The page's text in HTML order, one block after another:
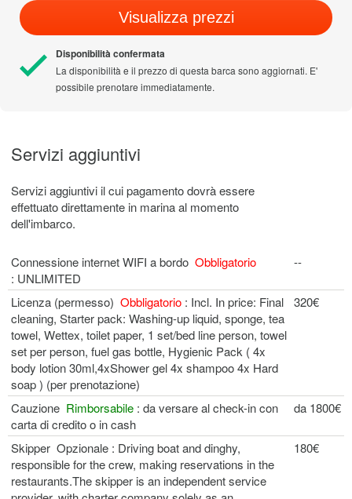
Visualizza prezzi
Disponibilità confermata
La disponibilità e il prezzo di questa barca sono aggiornati. E'
possibile prenotare immediatamente.
Servizi aggiuntivi
Servizi aggiuntivi il cui pagamento dovrà essere
effettuato direttamente in marina al momento
dell'imbarco.
Connessione internet WIFI a bordo Obbligatorio
: UNLIMITED
--
Licenza (permesso) Obbligatorio : Incl. In price: Final
cleaning, Starter pack: Washing-up liquid, sponge, tea
towel, Wettex, toilet paper, 1 set/bed line person, towel
set per person, fuel gas bottle, Hygienic Pack ( 4x
body lotion 30ml,4xShower gel 4x shampoo 4x Hard
soap ) (per prenotazione)
320€
Cauzione Rimborsabile : da versare al check-in con
carta di credito o in cash
da 1800€
Skipper Opzionale : Driving boat and dinghy,
responsible for the crew, making reservations in the
restaurants.The skipper is an independent service
180€